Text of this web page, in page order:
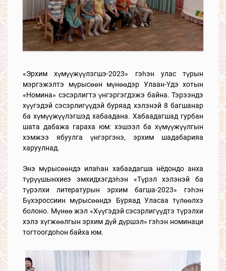
«Эрхим хүмүүжүүлэгшэ-2023» гэһэн улас түрын
мэргэжэлтэ мүрысөөн мүнөөдэр Улаан-Үдэ хотын
«Номина» сэсэрлигтэ үнгэргэгдэжэ байна. Тэрээндэ
хүүгэдэй сэсэрлигүүдэй буряад хэлэнэй 8 багшанар
ба хүмүүжүүлэгшэд хабаадана. Хабаадагшад гурбан
шата дабажа гараха юм: хэшээл ба хүмүүжүүлгын
хэмжээ ябуулга үнгэргэнэ, эрхим шадабарияа
харуулнад.
Энэ мүрысөөндэ илаһан хабаадагша нёдондо анха
түрүүшынхиеэ эмхидхэгдэһэн «Түрэл хэлэнэй ба
түрэлхи литературын эрхим багша-2023» гэһэн
Бүхэроссиин мүрысөөндэ Буряад Уласаа түлөөлхэ
болоно. Мүнөө жэл «Хүүгэдэй сэсэрлигүүдтэ түрэлхи
хэлэ хүгжөөлгын эрхим дүй дүршэл» гэһэн номинаци
тогтоогдоһон байха юм.